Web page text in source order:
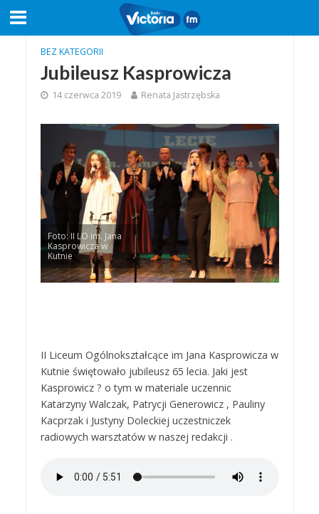
BEZ KATEGORII
Jubileusz Kasprowicza
14 czerwca 2019 Renata Jastrzębska
Foto: II LO im. Jana
Kasprowicza w
Kutnie
II Liceum Ogólnokształcące im Jana Kasprowicza w
Kutnie świętowało jubileusz 65 lecia. Jaki jest
Kasprowicz ? o tym w materiale uczennic
Katarzyny Walczak, Patrycji Generowicz , Pauliny
Kacprzak i Justyny Doleckiej uczestniczek
radiowych warsztatów w naszej redakcji .